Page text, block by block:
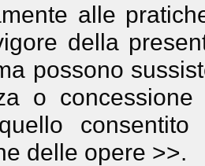
alle
della
possono
o
delle opere >>.